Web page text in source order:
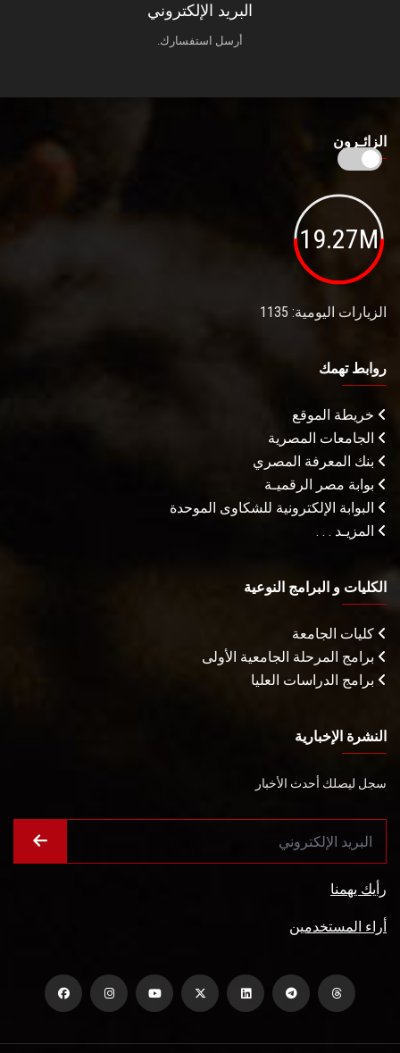
البريد الإلكتروني
أرسل استفسارك.
الزائـرون
19.27M
الزيارات اليومية: 1135
روابط تهمك
خريطة الموقع
الجامعات المصرية
بنك المعرفة المصري
بوابة مصر الرقميـة
البوابة الإلكترونية للشكاوى الموحدة
المزيـد . . .
الكليات و البرامج النوعية
كليات الجامعة
برامج المرحلة الجامعية الأولى
برامج الدراسات العليا
النشرة الإخبارية
سجل ليصلك أحدث الأخبار
رأيك يهمنا
أراء المستخدمين